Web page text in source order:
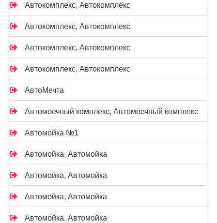
Автокомплекс, Автокомплекс
Автокомплекс, Автокомплекс
Автокомплекс, Автокомплекс
Автокомплекс, Автокомплекс
АвтоМечта
Автомоечный комплекс, Автомоечный комплекс
Автомойка №1
Автомойка, Автомойка
Автомойка, Автомойка
Автомойка, Автомойка
Автомойка, Автомойка